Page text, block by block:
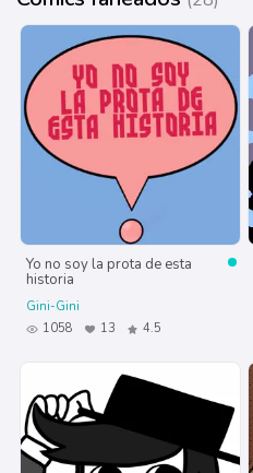
Yo no soy la prota de esta
historia
Gini-Gini
1058
13 4.5